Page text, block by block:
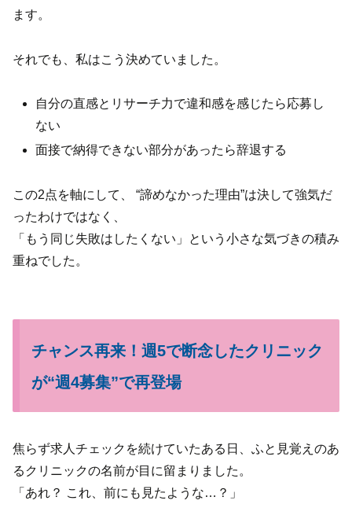
ます。
それでも、私はこう決めていました。
自分の直感とリサーチ力で違和感を感じたら応募し
ない
面接で納得できない部分があったら辞退する
この2点を軸にして、 “諦めなかった理由”は決して強気だ
ったわけではなく、
「もう同じ失敗はしたくない」という小さな気づきの積み
重ねでした。
チャンス再来！週5で断念したクリニック
が“週4募集”で再登場
焦らず求人チェックを続けていたある日、ふと見覚えのあ
るクリニックの名前が目に留まりました。
「あれ？ これ、前にも見たような…？」